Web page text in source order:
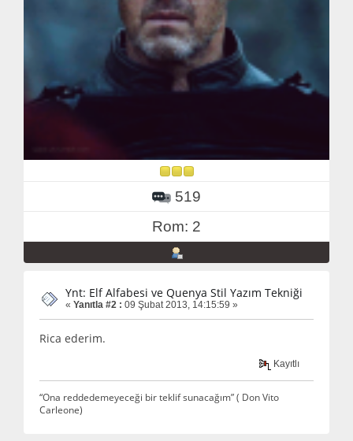
519
Rom: 2
Ynt: Elf Alfabesi ve Quenya Stil Yazım Tekniği
« Yanıtla #2 : 09 Şubat 2013, 14:15:59 »
Rica ederim.
Kayıtlı
“Ona reddedemeyeceği bir teklif sunacağım” ( Don Vito
Carleone)